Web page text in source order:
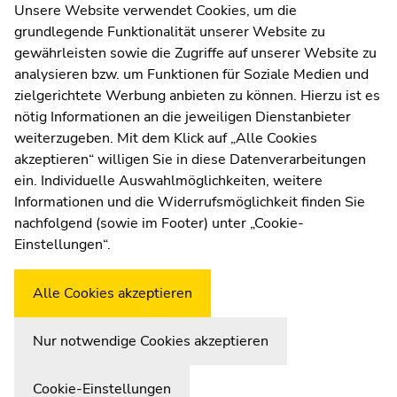
Kommunikation und Öffentlichkeitsarbeit
Moodle
UNIGRAZonline
Impressum
Datenschutzerklärung
Cookie-Einstellungen
Barrierefreiheitserklärung
WetterstationUni Graz
Unsere Website verwendet Cookies, um die
grundlegende Funktionalität unserer Website zu
gewährleisten sowie die Zugriffe auf unserer Website zu
analysieren bzw. um Funktionen für Soziale Medien und
zielgerichtete Werbung anbieten zu können. Hierzu ist es
nötig Informationen an die jeweiligen Dienstanbieter
weiterzugeben. Mit dem Klick auf „Alle Cookies
akzeptieren“ willigen Sie in diese Datenverarbeitungen
ein. Individuelle Auswahlmöglichkeiten, weitere
Informationen und die Widerrufsmöglichkeit finden Sie
nachfolgend (sowie im Footer) unter „Cookie-
Einstellungen“.
Alle Cookies akzeptieren
Nur notwendige Cookies akzeptieren
Cookie-Einstellungen